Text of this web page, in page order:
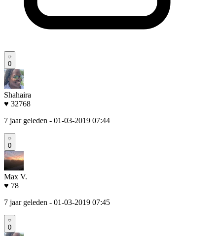
0
Shahaira
♥ 32768
7 jaar geleden - 01-03-2019 07:44
0
Max V.
♥ 78
7 jaar geleden - 01-03-2019 07:45
0